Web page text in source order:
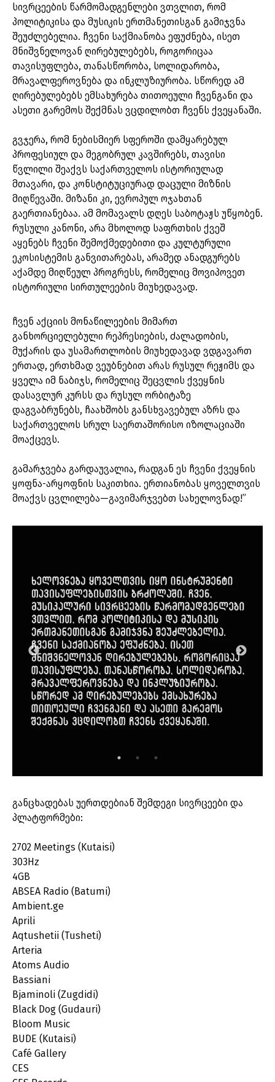
სივრცეების წარმომადგენლები ვთვლით, რომ
პოლიტიკისა და მუსიკის ერთმანეთისგან გამიჯვნა
შეუძლებელია. ჩვენი საქმიანობა ეფუძნება, ისეთ
მნიშვნელოვან ღირებულებებს, როგორიცაა
თავისუფლება, თანასწორობა, სოლიდარობა,
მრავალფეროვნება და ინკლუზიურობა. სწორედ ამ
ღირებულებებს ემსახურება თითოეული ჩვენგანი და
ასეთი გარემოს შექმნას ვცდილობთ ჩვენს ქვეყანაში.
გვჯერა, რომ ნებისმიერ სფეროში დამყარებულ
პროფესიულ და მეგობრულ კავშირებს, თავისი
წვლილი შეაქვს საქართველოს ისტორიულად
მთავარი, და კონსტიტუციურად დაცული მიზნის
მიღწევაში. მიზანი კი, ევროპულ ოჯახთან
გაერთიანებაა. ამ მომავალს დღეს საბოტაჟს უწყობენ.
რუსული კანონი, არა მხოლოდ საფრთხის ქვეშ
აყენებს ჩვენი შემოქმედებითი და კულტურული
ეკოსისტემის განვითარებას, არამედ ანადგურებს
აქამდე მიღწეულ პროგრესს, რომელიც მოვიპოვეთ
ისტორიული სირთულეების მიუხედავად.
ჩვენ აქციის მონაწილეების მიმართ
განხორციელებული რეპრესიების, ძალადობის,
მუქარის და უსამართლობის მიუხედავად ვდგავართ
ერთად, ერთხმად ვეუბნებით არას რუსულ რეჟიმს და
ყველა იმ ნაბიჯს, რომელიც შეცვლის ქვეყნის
დასავლურ კურსს და რუსულ ორბიტაზე
დაგვაბრუნებს, ჩაახშობს განსხვავებულ აზრს და
საქართველოს სრულ საერთაშორისო იზოლაციაში
მოაქცევს.
გამარჯვება გარდაუვალია, რადგან ეს ჩვენი ქვეყნის
ყოფნა-არყოფნის საკითხია. ერთიანობას ყოველთვის
მოაქვს ცვლილება—გავიმარჯვებთ სახელოვნად!”
განცხადებას უერთდებიან შემდეგი სივრცეები და
პლატფორმები:
2702 Meetings (Kutaisi)
303Hz
4GB
ABSEA Radio (Batumi)
Ambient.ge
Aprili
Aqtushetii (Tusheti)
Arteria
Atoms Audio
Bassiani
Bjaminoli (Zugdidi)
Black Dog (Gudauri)
Bloom Music
BUDE (Kutaisi)
Café Gallery
CES